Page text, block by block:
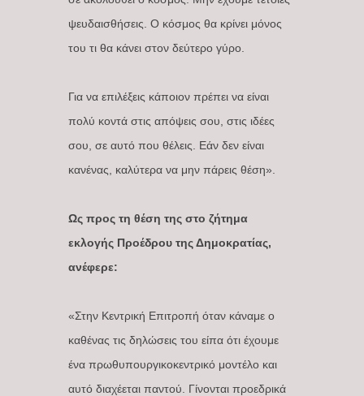
ψευδαισθήσεις. Ο κόσμος θα κρίνει μόνος
του τι θα κάνει στον δεύτερο γύρο.
Για να επιλέξεις κάποιον πρέπει να είναι
πολύ κοντά στις απόψεις σου, στις ιδέες
σου, σε αυτό που θέλεις. Εάν δεν είναι
κανένας, καλύτερα να μην πάρεις θέση».
Ως προς τη θέση της στο ζήτημα
εκλογής Προέδρου της Δημοκρατίας,
ανέφερε:
«Στην Κεντρική Επιτροπή όταν κάναμε ο
καθένας τις δηλώσεις του είπα ότι έχουμε
ένα πρωθυπουργικοκεντρικό μοντέλο και
αυτό διαχέεται παντού. Γίνονται προεδρικά